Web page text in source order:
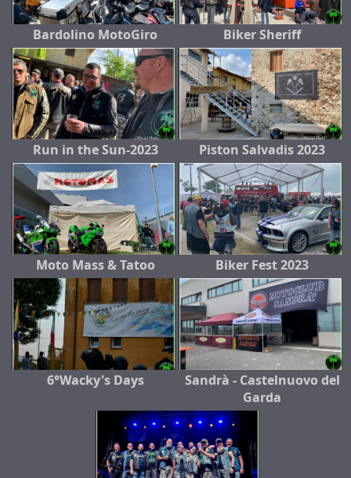
Bardolino MotoGiro Biker Sheriff
Run in the Sun-2023 Piston Salvadis 2023
Moto Mass & Tatoo Biker Fest 2023
6°Wacky's Days
Sandrà - Castelnuovo del
Garda